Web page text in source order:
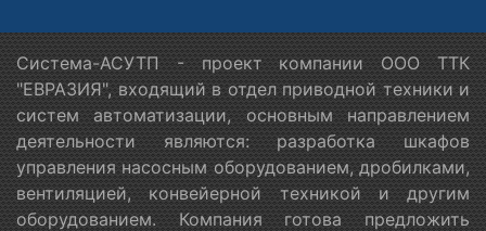
Система-АСУТП - проект компании ООО ТТК
"ЕВРАЗИЯ", входящий в отдел приводной техники и
систем автоматизации, основным направлением
деятельности являются: разработка шкафов
управления насосным оборудованием, дробилками,
вентиляцией, конвейерной техникой и другим
оборудованием. Компания готова предложить